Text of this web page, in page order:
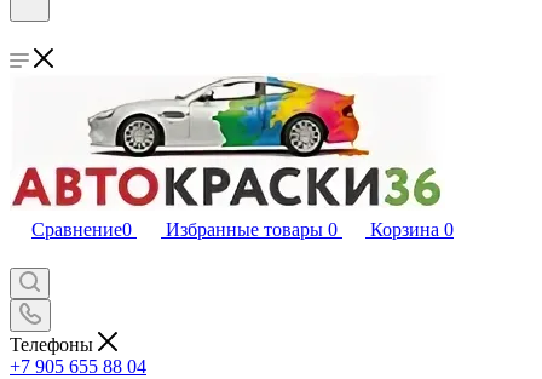
Сравнение0 Избранные товары 0 Корзина 0
Телефоны
+7 905 655 88 04